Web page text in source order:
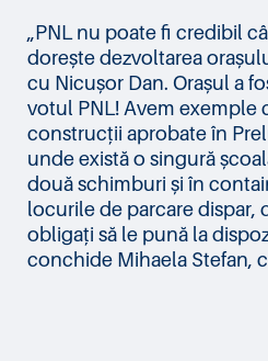
„PNL nu poate fi credibil
dorește dezvoltarea
cu Nicușor Dan. Orașul a
votul PNL! Avem exemple
construcții aprobate în
unde există o singură
două schimburi și în
locurile de parcare dispar,
obligați să le pună la
conchide Mihaela Stefan,